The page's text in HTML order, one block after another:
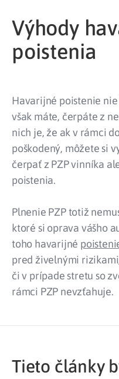
Výhody
poistenia
Havarijné poistenie
však máte, čerpáte z
nich je, že ak v rámci
poškodený, môžete si
čerpať z PZP vinníka
poistenia.
Plnenie PZP totiž
ktoré si oprava vášho
toho havarijné
pred živelnými
či v prípade stretu so
rámci PZP nevzťahuje.
Tieto články